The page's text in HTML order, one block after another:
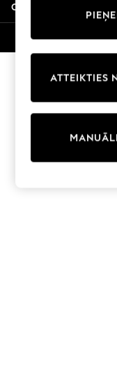
Multipacks
All Boys
Swimwear
Tops
Joggers
Citi pakalpojumi
© 2026 Next
ATTEIKTIES